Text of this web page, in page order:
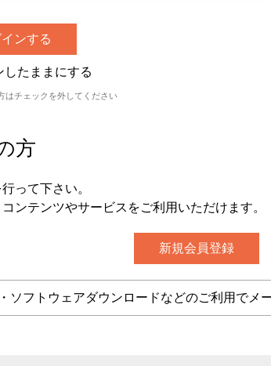
したままにする
はチェックを外してください
方
って下さい。
ンテンツやサービスをご利用いただけます。
フトウェアダウンロードなどのご利用でメ